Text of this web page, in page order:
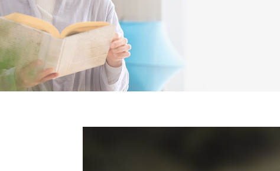
当社は以下の個人情報保護管
いたします。
代表取締役会長 西野 伸一郎
個人情報保護管理者: 経営管理
当社が取り扱う開示対象個人